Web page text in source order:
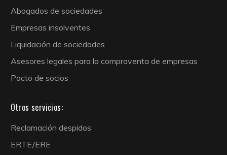
Abogados de sociedades
Empresas insolventes
Liquidación de sociedades
Asesores legales para la compraventa de empresas
Pacto de socios
Otros servicios:
Reclamación despidos
ERTE/ERE